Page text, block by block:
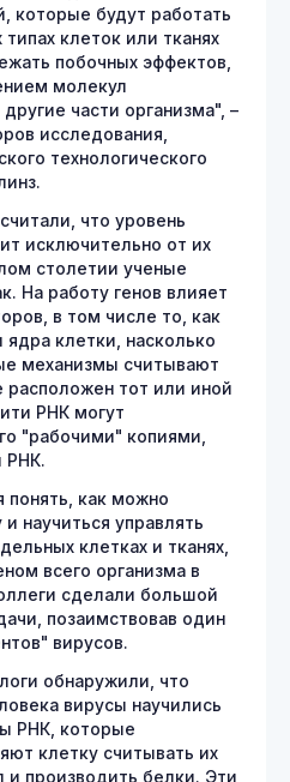
которые будут работать
клеток или тканях
побочных эффектов,
молекул
части организма", –
исследования,
технологического
что уровень
исключительно от их
столетии ученые
На работу генов влияет
в том числе то, как
клетки, насколько
механизмы считывают
расположен тот или иной
РНК могут
"рабочими" копиями,
РНК.
понять, как можно
научиться управлять
клетках и тканях,
всего организма в
сделали большой
позаимствовав один
вирусов.
обнаружили, что
вирусы научились
РНК, которые
клетку считывать их
и производить белки. Эти